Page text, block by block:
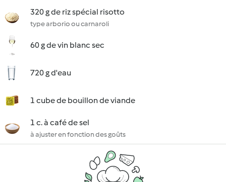
320 g de riz spécial risotto
type arborio ou carnaroli
60 g de vin blanc sec
720 g d'eau
1 cube de bouillon de viande
1 c. à café de sel
à ajuster en fonction des goûts